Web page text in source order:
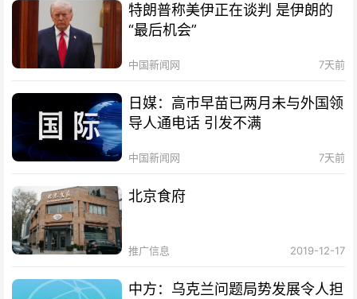
特朗普称美伊正在谈判 是伊朗的
“最后机会”
中国新闻网 7天前
日媒：高市早苗已两月未与外国领
导人通电话 引发不满
中国新闻网 7天前
北京食府
推广信息 2019-12-17
中方：乌克兰问题局势发展令人担